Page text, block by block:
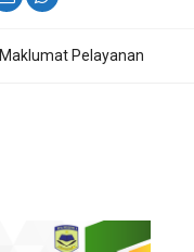
Maklumat Pelayanan